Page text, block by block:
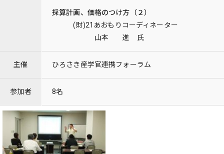
採算計画、価格のつけ方（２）
(財)21あおもりコーディネーター
山本 進 氏
主催 ひろさき産学官連携フォーラム
参加者 8名